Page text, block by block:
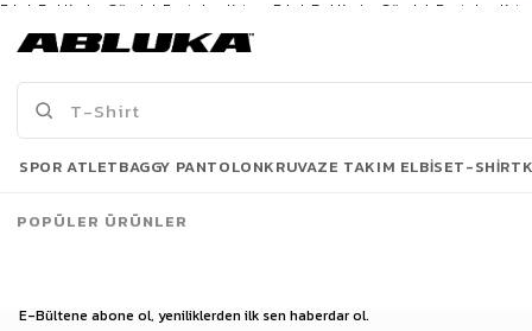
2.599,90 TL
İNDİRİM
İNDİRİM
Son Bakılanlar
E-Bültene abone ol, yeniliklerden ilk sen haberdar ol.
SPOR ATLETBAGGY PANTOLONKRUVAZE TAKIM ELBISET-SHIRT
POPÜLER ÜRÜNLER